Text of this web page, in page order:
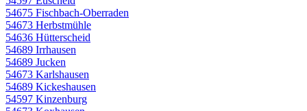
54675 Fischbach-Oberraden
54673 Herbstmühle
54636 Hütterscheid
54689 Irrhausen
54689 Jucken
54673 Karlshausen
54689 Kickeshausen
54597 Kinzenburg